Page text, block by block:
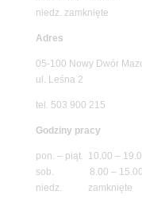
niedz. zamknięte
Adres
05-100 Nowy Dwór
ul. Leśna 2
tel. 503 900 215
Godziny pracy
pon. – piąt. 10.00 –
sob. 8.00 – 15.00
niedz. zamknięte